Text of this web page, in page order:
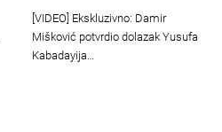
[VIDEO] Ekskluzivno: Damir
Mišković potvrdio dolazak Yusufa
Kabadayija…